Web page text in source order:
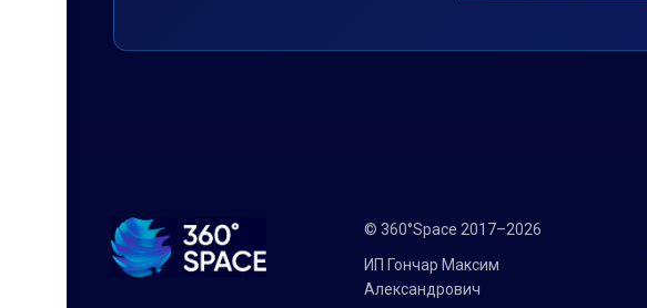
© 360°Space 2017–2026
ИП Гончар Максим
Александрович